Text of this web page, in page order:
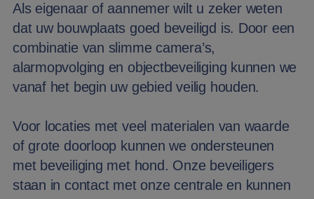
Als eigenaar of aannemer wilt u zeker weten
dat uw bouwplaats goed beveiligd is. Door een
combinatie van slimme camera’s,
alarmopvolging en objectbeveiliging kunnen we
vanaf het begin uw gebied veilig houden.
Voor locaties met veel materialen van waarde
of grote doorloop kunnen we ondersteunen
met beveiliging met hond. Onze beveiligers
staan in contact met onze centrale en kunnen